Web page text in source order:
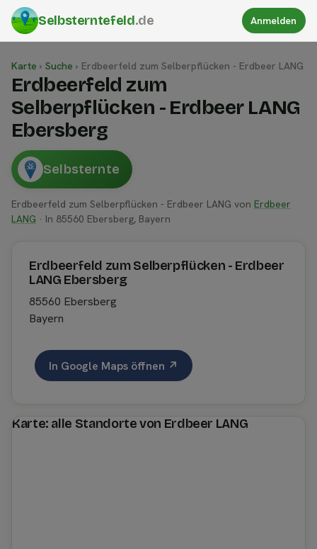
Selbsterntefeld.de Anmelden
Karte › Suche › Erdbeerfeld zum Selberpflücken - Erdbeer LANG
Erdbeerfeld zum
Selberpflücken - Erdbeer LANG
Ebersberg
Selbsternte
Erdbeerfeld zum Selberpflücken - Erdbeer LANG von Erdbeer
LANG · In 85560 Ebersberg, Bayern
Erdbeerfeld zum Selberpflücken - Erdbeer
LANG Ebersberg
85560 Ebersberg
Bayern
In Google Maps öffnen ↗
Karte: alle Standorte von Erdbeer LANG